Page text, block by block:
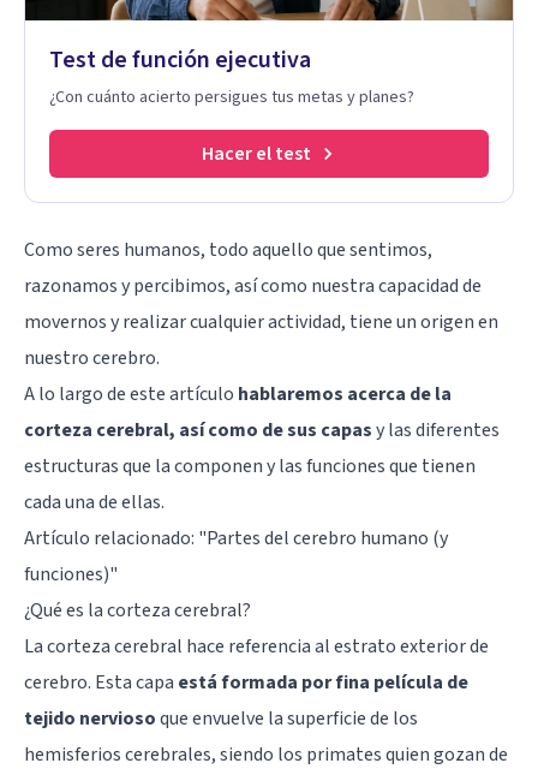
Test de función ejecutiva
¿Con cuánto acierto persigues tus metas y planes?
Hacer el test
Como seres humanos, todo aquello que sentimos,
razonamos y percibimos, así como nuestra capacidad de
movernos y realizar cualquier actividad, tiene un origen en
nuestro cerebro.
A lo largo de este artículo hablaremos acerca de la
corteza cerebral, así como de sus capasy las diferentes
estructuras que la componen y las funciones que tienen
cada una de ellas.
Artículo relacionado: "Partes del cerebro humano (y
funciones)"
¿Qué es la corteza cerebral?
La corteza cerebral hace referencia al estrato exterior de
cerebro. Esta capa está formada por fina película de
tejido nerviosoque envuelve la superficie de los
hemisferios cerebrales, siendo los primates quien gozan de